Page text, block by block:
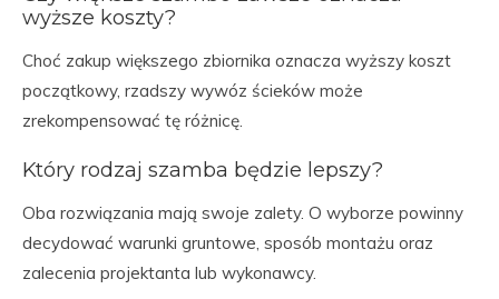
wyższe koszty?
Choć zakup większego zbiornika oznacza wyższy koszt
początkowy, rzadszy wywóz ścieków może
zrekompensować tę różnicę.
Który rodzaj szamba będzie lepszy?
Oba rozwiązania mają swoje zalety. O wyborze powinny
decydować warunki gruntowe, sposób montażu oraz
zalecenia projektanta lub wykonawcy.